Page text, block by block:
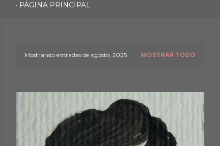
PÁGINA PRINCIPAL
a
Mostrando entradas de agosto, 2025 MOSTRAR TODO